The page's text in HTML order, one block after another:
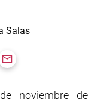
Salas
noviembre de